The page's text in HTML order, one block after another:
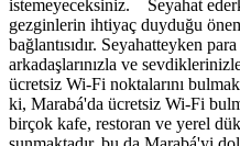
istemeyeceksiniz. Seyahat
gezginlerin ihtiyaç duyduğu
bağlantısıdır. Seyahatteyken
arkadaşlarınızla ve
ücretsiz Wi-Fi noktalarını
ki, Marabá'da ücretsiz Wi-Fi
birçok kafe, restoran ve yerel